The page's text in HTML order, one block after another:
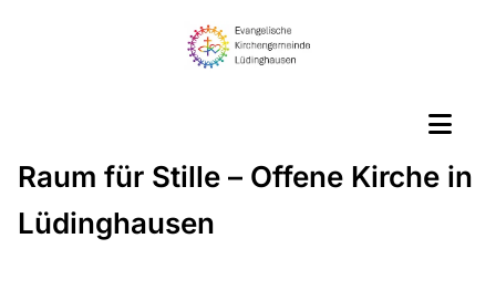
Raum für Stille – Offene Kirche in
Lüdinghausen